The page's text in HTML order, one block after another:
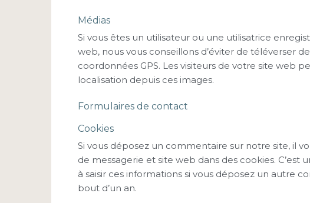
Médias
Si vous êtes un utilisateur ou une utilisatrice
web, nous vous conseillons d’éviter de téléverser
coordonnées GPS. Les visiteurs de votre site web
localisation depuis ces images.
Formulaires de contact
Cookies
Si vous déposez un commentaire sur notre site, il
de messagerie et site web dans des cookies.
à saisir ces informations si vous déposez un autre
bout d’un an.